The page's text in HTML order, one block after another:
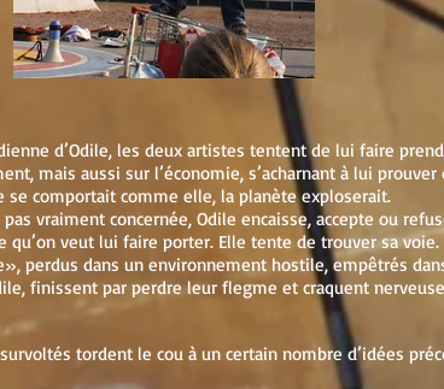
d’Odile, les deux artistes tentent de lui faire
mais aussi sur l’économie, s’acharnant à lui
comportait comme elle, la planète exploserait.
vraiment concernée, Odile encaisse, accepte ou
veut lui faire porter. Elle tente de trouver sa voie.
perdus dans un environnement hostile, empêtrés
finissent par perdre leur flegme et craquent
tordent le cou à un certain nombre d’idées